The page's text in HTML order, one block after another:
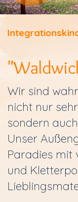
Wir sind
nicht nur
sondern
Unser
Paradies mit
und